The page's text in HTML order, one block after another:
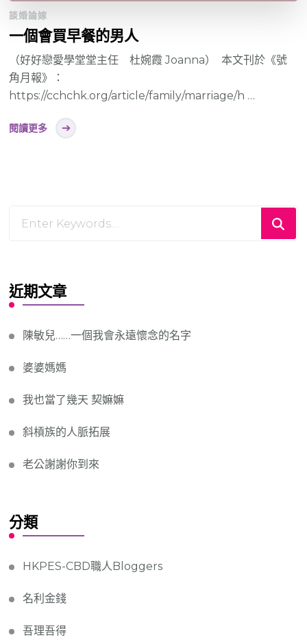
談婚論嫁
一個會買早餐的男人
（好好戀愛學堂堂主任 杜婉霞 Joanna） 本文刊於《號
角月報》：
https://cchchk.org/article/family/marriage/h …
閱讀更多
for
近期文章
陳敏兒……一個我會永遠懷念的名字
婆婆媽媽
我也當了幾天 契嫲嫲
斜槓族的人脈拓展
老公謝謝你到來
分類
HKPES-CBD職人Bloggers
名利金錢
吾理吾得